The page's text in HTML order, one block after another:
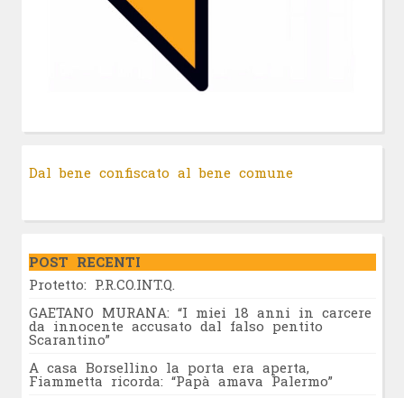
Dal bene confiscato al bene comune
POST RECENTI
Protetto: P.R.CO.INT.Q.
GAETANO MURANA: “I miei 18 anni in carcere
da innocente accusato dal falso pentito
Scarantino”
A casa Borsellino la porta era aperta,
Fiammetta ricorda: “Papà amava Palermo”